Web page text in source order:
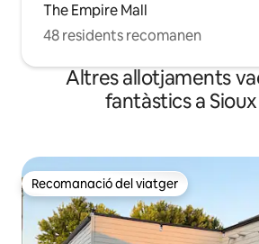
The Empire Mall
48 residents recomanen
Altres allotjaments
fantàstics a Sioux
Recomanació del viatger
Recomanació del viatger